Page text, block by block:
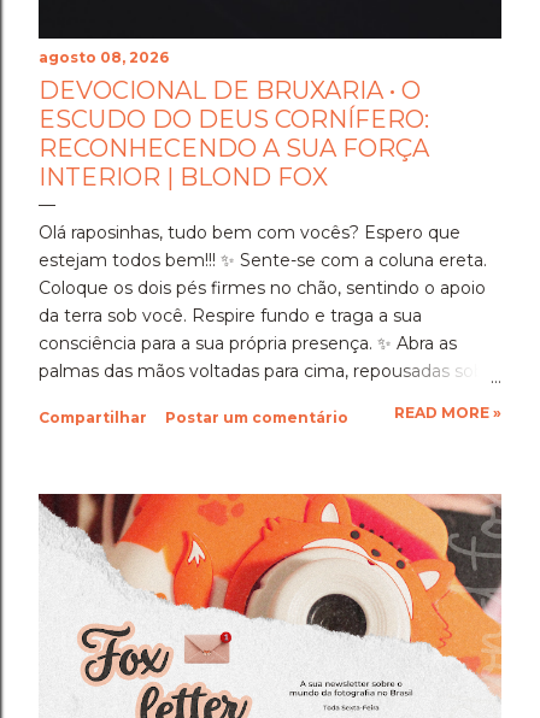
agosto 08, 2026
DEVOCIONAL DE BRUXARIA • O
ESCUDO DO DEUS CORNÍFERO:
RECONHECENDO A SUA FORÇA
INTERIOR | BLOND FOX
Olá raposinhas, tudo bem com vocês? Espero que
estejam todos bem!!! ​✨️ Sente-se com a coluna ereta.
Coloque os dois pés firmes no chão, sentindo o apoio
da terra sob você. Respire fundo e traga a sua
consciência para a sua própria presença. ✨️ ​Abra as
palmas das mãos voltadas para cima, repousadas sobre
fechar os olhos. ​Veja a história gravada em cada linha
consciente que fez e de cada momento de cansaço
em que, mesmo assim, você escolheu continuar.
Ninguém viu a totalidade da sua dedicação, mas o
Deus testemunhou. ​Neste segundo dia, o Deus
Cornífero, o guardião da coragem, o protetor da vida e
o fogo da perseverança, coloca-se ao seu lado. Ele não
olha para as suas dúvidas passageiras nem para as
incertezas da sua mente. Ele olha para a sua estrutura,
Compartilhar Postar um comentário READ MORE »